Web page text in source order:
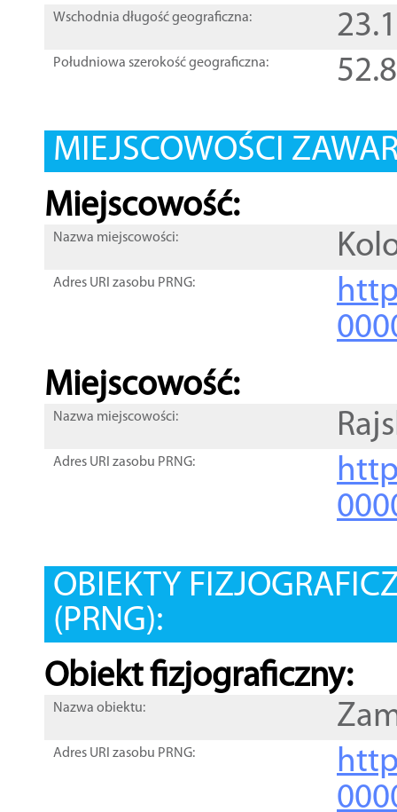
Wschodnia długość geograficzna:
Południowa szerokość geograficzna:
MIEJSCOWOŚCI
Miejscowość:
Nazwa miejscowości:
Adres URI zasobu PRNG:
Miejscowość:
Nazwa miejscowości:
Adres URI zasobu PRNG:
OBIEKTY
(PRNG):
Obiekt fizjograficzny:
Nazwa obiektu:
Adres URI zasobu PRNG: